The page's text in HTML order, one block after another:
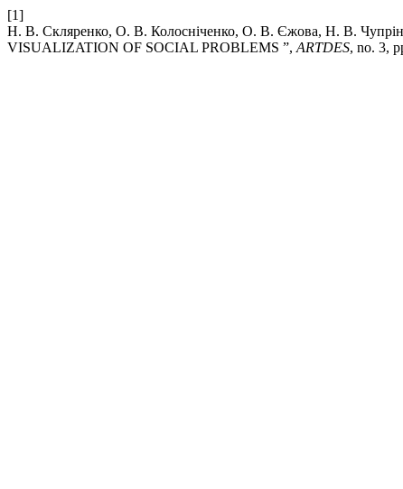
[1]
Н. В. Скляренко, О. В. Колосніченко, О. В. Єжова, Н. В.
VISUALIZATION OF SOCIAL PROBLEMS ”, ARTDES, no. 3,